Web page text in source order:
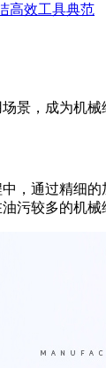
高效工具典范
景，成为机
，通过精细
污较多的机